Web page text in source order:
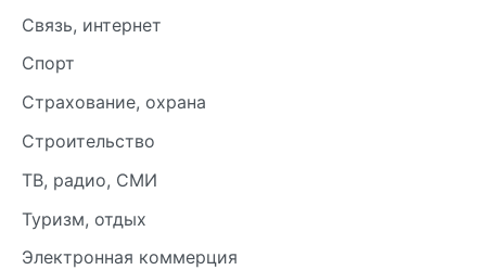
Связь, интернет
Спорт
Страхование, охрана
Строительство
ТВ, радио, СМИ
Туризм, отдых
Электронная коммерция